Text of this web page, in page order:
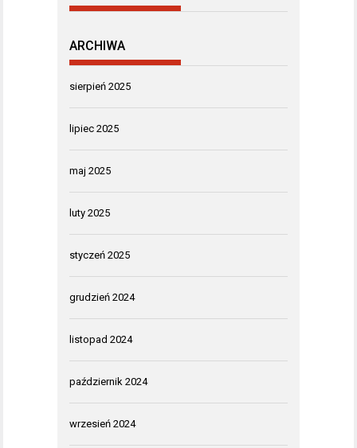
ARCHIWA
sierpień 2025
lipiec 2025
maj 2025
luty 2025
styczeń 2025
grudzień 2024
listopad 2024
październik 2024
wrzesień 2024